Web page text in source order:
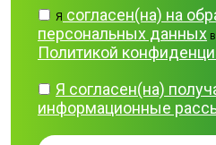
Я согласен(на) на
персональных данных
Политикой
Я согласен(на)
информационные